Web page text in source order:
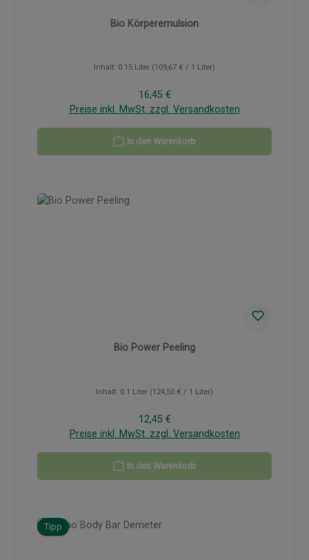
Bio Körperemulsion
Inhalt: 0.15 Liter (109,67 € / 1 Liter)
Regulärer Preis:
16,45 €
Preise inkl. MwSt. zzgl. Versandkosten
In den Warenkorb
Bio Power Peeling
Inhalt: 0.1 Liter (124,50 € / 1 Liter)
Regulärer Preis:
12,45 €
Preise inkl. MwSt. zzgl. Versandkosten
In den Warenkorb
Tipp